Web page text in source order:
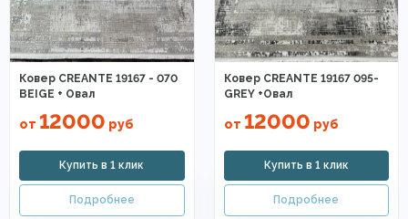
Ковер CREANTE 19167 - 070
BEIGE + Овал
от 12000 руб
Ковер CREANTE 19167 095-
GREY +Овал
от 12000 руб